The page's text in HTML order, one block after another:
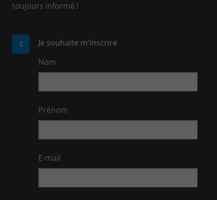
toujours informé !
Je souhaite m'inscrire
Nom
Prénom
E-mail